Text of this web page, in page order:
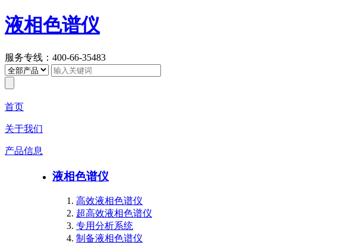
液相色谱仪
服务专线：400-66-35483
首页
关于我们
产品信息
液相色谱仪
高效液相色谱仪
超高效液相色谱仪
专用分析系统
制备液相色谱仪